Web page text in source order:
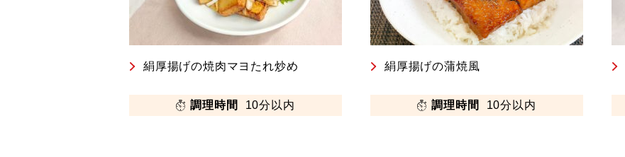
絹厚揚げの焼肉マヨたれ炒め
調理時間 10分以内
絹厚揚げの蒲焼風
調理時間 10分以内